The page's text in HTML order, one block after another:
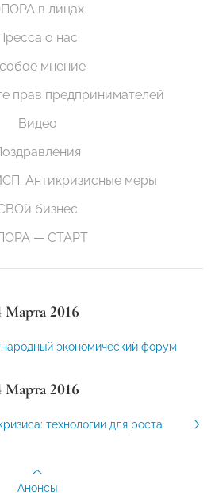
в лицах
о нас
мнение
прав предпринимателей
Видео
Антикризисные меры
бизнес
— СТАРТ
Марта 2016
экономический форум
Марта 2016
технологии для роста
Анонсы